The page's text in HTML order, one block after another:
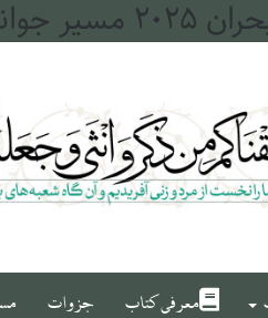
معرفی کتاب جزوات